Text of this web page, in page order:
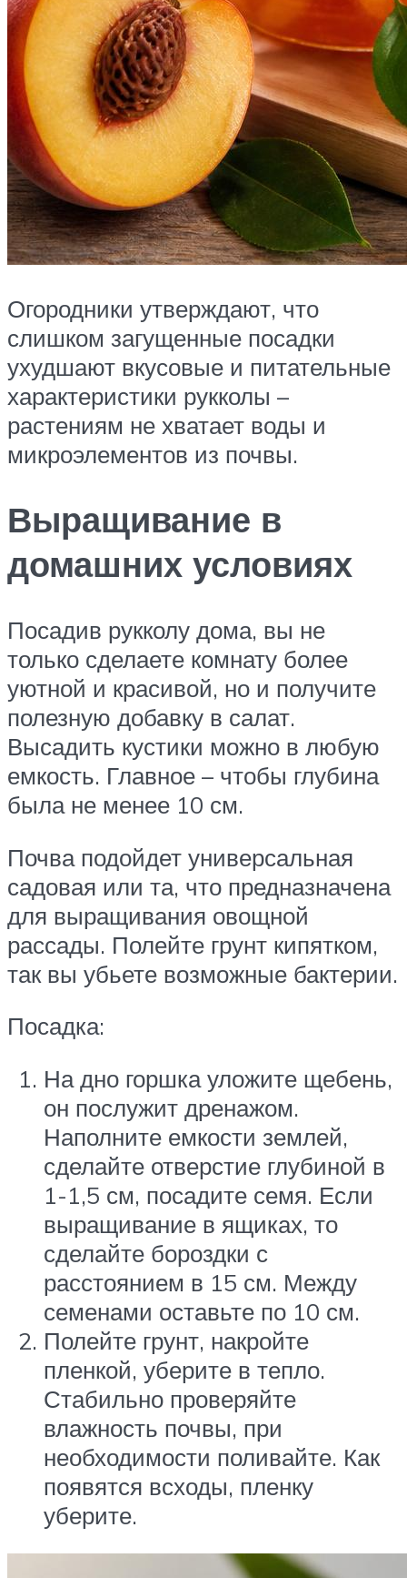
Огородники утверждают, что
слишком загущенные посадки
ухудшают вкусовые и питательные
характеристики рукколы –
растениям не хватает воды и
микроэлементов из почвы.
Выращивание в
домашних условиях
Посадив рукколу дома, вы не
только сделаете комнату более
уютной и красивой, но и получите
полезную добавку в салат.
Высадить кустики можно в любую
емкость. Главное – чтобы глубина
была не менее 10 см.
Почва подойдет универсальная
садовая или та, что предназначена
для выращивания овощной
рассады. Полейте грунт кипятком,
так вы убьете возможные бактерии.
Посадка:
На дно горшка уложите щебень,
он послужит дренажом.
Наполните емкости землей,
сделайте отверстие глубиной в
1-1,5 см, посадите семя. Если
выращивание в ящиках, то
сделайте бороздки с
расстоянием в 15 см. Между
семенами оставьте по 10 см.
Полейте грунт, накройте
пленкой, уберите в тепло.
Стабильно проверяйте
влажность почвы, при
необходимости поливайте. Как
появятся всходы, пленку
уберите.